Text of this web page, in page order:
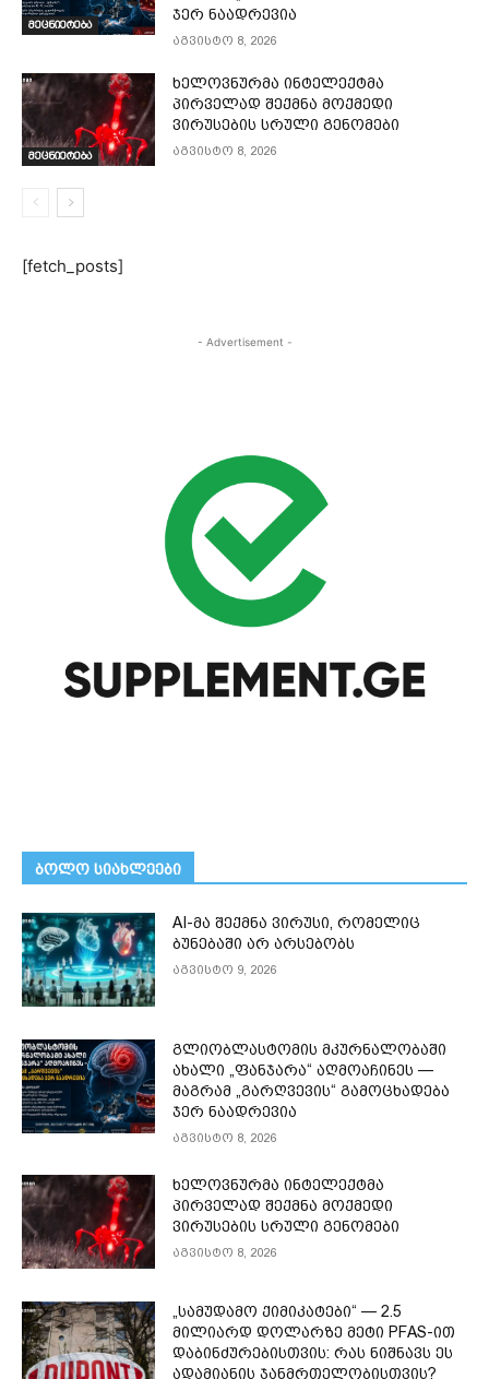
მეცნიერება
ჯერ ნაადრევია
აგვისტო 8, 2026
მეცნიერება
ხელოვნურმა ინტელექტმა
პირველად შექმნა მოქმედი
ვირუსების სრული გენომები
აგვისტო 8, 2026
[fetch_posts]
- Advertisement -
ᲑᲝᲚᲝ ᲡᲘᲐᲮᲚᲔᲔᲑᲘ
AI-მა შექმნა ვირუსი, რომელიც
ბუნებაში არ არსებობს
აგვისტო 9, 2026
გლიობლასტომის მკურნალობაში
ახალი „ფანჯარა“ აღმოაჩინეს —
მაგრამ „გარღვევის“ გამოცხადება
ჯერ ნაადრევია
აგვისტო 8, 2026
ხელოვნურმა ინტელექტმა
პირველად შექმნა მოქმედი
ვირუსების სრული გენომები
აგვისტო 8, 2026
„სამუდამო ქიმიკატები“ — 2.5
მილიარდ დოლარზე მეტი PFAS-ით
დაბინძურებისთვის: რას ნიშნავს ეს
ადამიანის ჯანმრთელობისთვის?